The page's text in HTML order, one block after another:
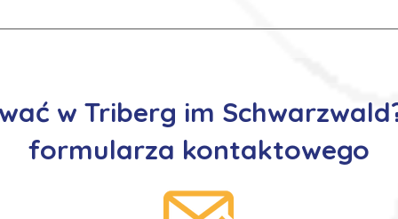
wspólnego wyjazdu. Wystarczy poinformować
w Triberg im
formularza kontaktowego